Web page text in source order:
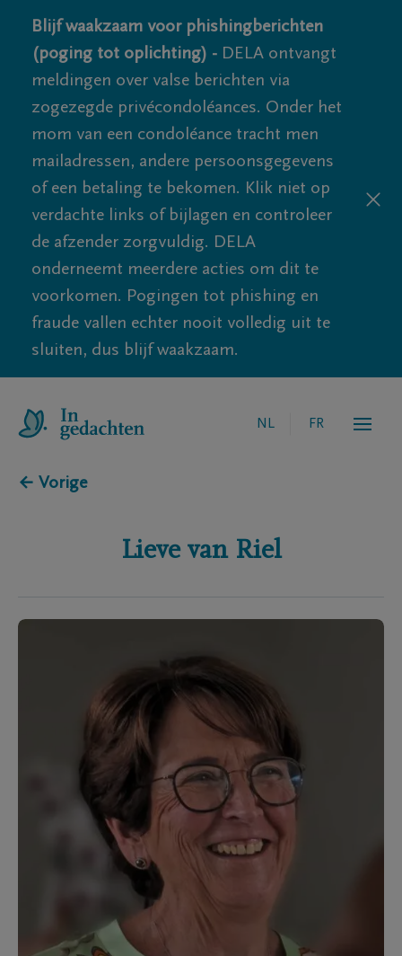
Blijf waakzaam voor phishingberichten
(poging tot oplichting) - DELA ontvangt
meldingen over valse berichten via
zogezegde privécondoléances. Onder het
mom van een condoléance tracht men
mailadressen, andere persoonsgegevens
of een betaling te bekomen. Klik niet op
verdachte links of bijlagen en controleer
de afzender zorgvuldig. DELA
onderneemt meerdere acties om dit te
voorkomen. Pogingen tot phishing en
fraude vallen echter nooit volledig uit te
sluiten, dus blijf waakzaam.
NL FR
← Vorige
Lieve van Riel